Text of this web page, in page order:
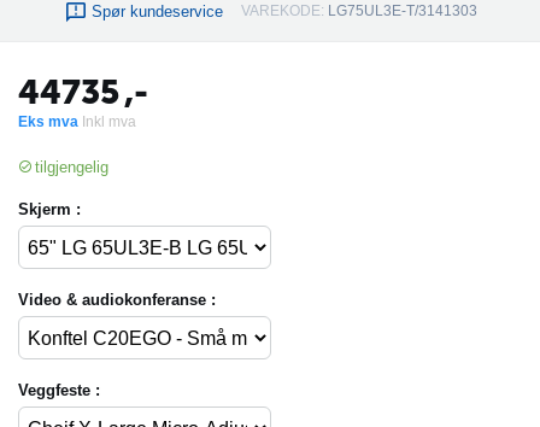
Spør kundeservice VAREKODE: LG75UL3E-T/3141303
44735,-
Eks mva Inkl mva
tilgjengelig
Skjerm :
Video & audiokonferanse :
Veggfeste :